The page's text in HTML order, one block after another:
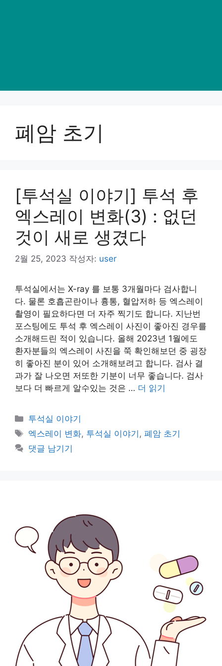
폐암 초기
[투석실 이야기] 투석 후
엑스레이 변화(3) : 없던
것이 새로 생겼다
2월 25, 2023 작성자: user
투석실에서는 X-ray 를 보통 3개월마다 검사합니
다. 물론 호흡곤란이나 흉통, 혈압저하 등 엑스레이
촬영이 필요하다면 더 자주 찍기도 합니다. 지난번
포스팅에도 투석 후 엑스레이 사진이 좋아진 경우를
소개해드린 적이 있습니다. 올해 2023년 1월에도
환자분들의 엑스레이 사진을 쭉 확인해보던 중 굉장
히 좋아진 분이 있어 소개해보려고 합니다. 검사 결
과가 잘 나오면 저또한 기분이 너무 좋습니다. 검사
보다 더 빠르게 알수있는 것은 … 더 읽기
카
테
리
투석실 이야기
태
그
엑스레이 변화, 투석실 이야기 ,폐암 초기
댓글 남기기